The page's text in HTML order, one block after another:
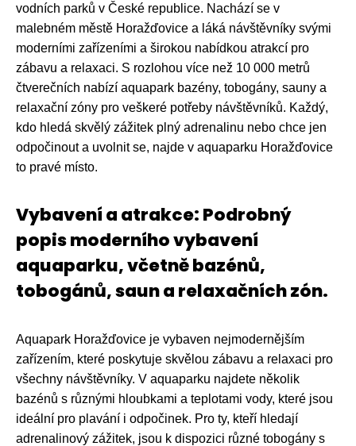
vodních parků v České republice. Nachází se v
malebném městě Horažďovice a láká návštěvníky svými
moderními zařízeními a širokou nabídkou atrakcí pro
zábavu a relaxaci. S rozlohou více než 10 000 metrů
čtverečních nabízí aquapark bazény, tobogány, sauny a
relaxační zóny pro veškeré potřeby návštěvníků. Každý,
kdo hledá skvělý zážitek plný adrenalinu nebo chce jen
odpočinout a uvolnit se, najde v aquaparku Horažďovice
to pravé místo.
Vybavení a atrakce: Podrobný
popis moderního vybavení
aquaparku, včetně bazénů,
tobogánů, saun a relaxačních zón.
Aquapark Horažďovice je vybaven nejmodernějším
zařízením, které poskytuje skvělou zábavu a relaxaci pro
všechny návštěvníky. V aquaparku najdete několik
bazénů s různými hloubkami a teplotami vody, které jsou
ideální pro plavání i odpočinek. Pro ty, kteří hledají
adrenalinový zážitek, jsou k dispozici různé tobogány s